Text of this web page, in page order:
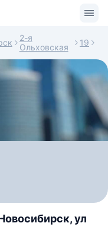
2-я
Ольховская
19
ул